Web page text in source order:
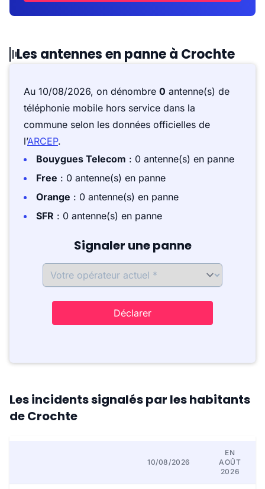
Les antennes en panne à Crochte
Au 10/08/2026, on dénombre 0 antenne(s) de
téléphonie mobile hors service dans la
commune selon les données officielles de
l’ARCEP.
Bouygues Telecom : 0 antenne(s) en panne
Free : 0 antenne(s) en panne
Orange : 0 antenne(s) en panne
SFR : 0 antenne(s) en panne
Signaler une panne
Déclarer
Les incidents signalés par les habitants
de Crochte
10/08/2026
EN
AOÛT
2026